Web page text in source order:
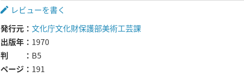
レビューを書く
発行元
文化庁文化財保護部美術工芸課
出版年
1970
判
B5
ページ
191